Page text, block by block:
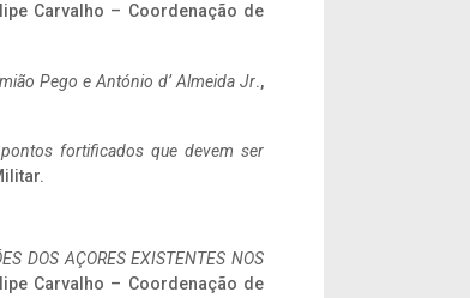
Carvalho – Coordenação de
Pego e António d’ Almeida Jr.,
fortificados que devem ser
DOS AÇORES EXISTENTES NOS
Carvalho – Coordenação de